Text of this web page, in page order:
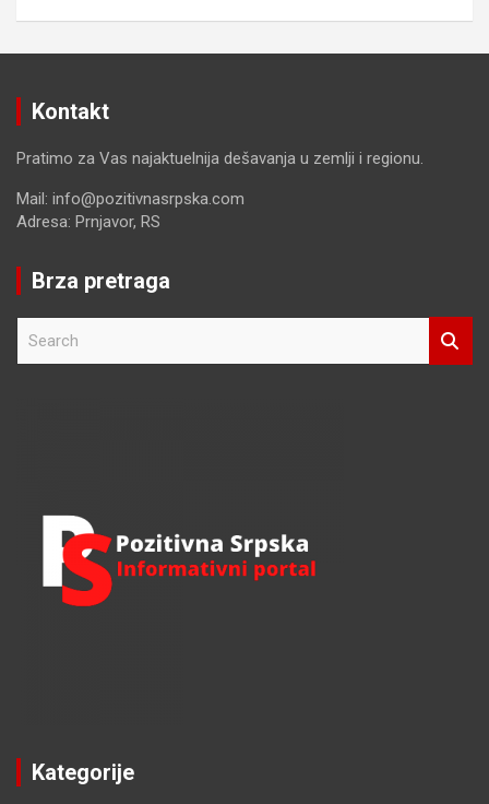
Kontakt
Pratimo za Vas najaktuelnija dešavanja u zemlji i regionu.
Mail: info@pozitivnasrpska.com
Adresa: Prnjavor, RS
Brza pretraga
Kategorije